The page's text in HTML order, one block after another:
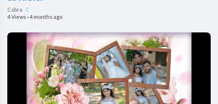
Cobra
4 Views ·4 months ago